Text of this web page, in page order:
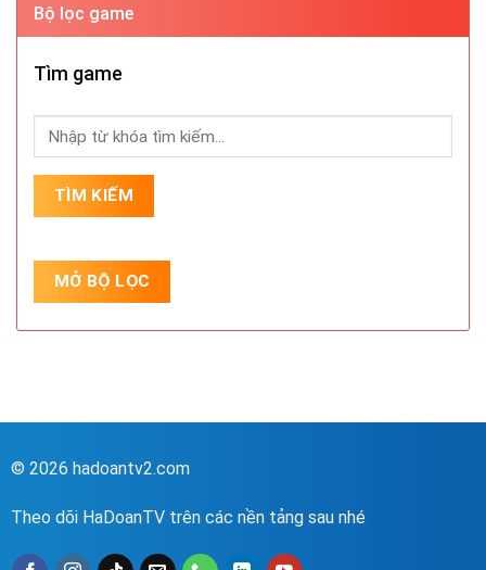
Bộ lọc game
Tìm game
© 2026 hadoantv2.com
Theo dõi HaDoanTV trên các nền tảng sau nhé